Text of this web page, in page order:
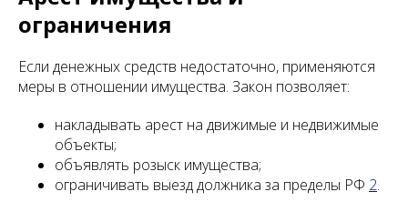
ограничения
Если денежных средств недостаточно, применяются
меры в отношении имущества. Закон позволяет:
накладывать арест на движимые и недвижимые
объекты;
объявлять розыск имущества;
ограничивать выезд должника за пределы РФ 2.